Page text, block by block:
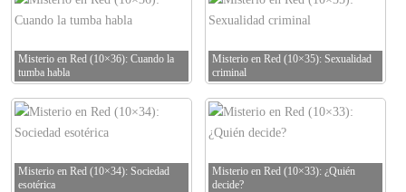
Misterio en Red (10×36): Cuando la
tumba habla
Misterio en Red (10×35): Sexualidad
criminal
Misterio en Red (10×34): Sociedad
esotérica
Misterio en Red (10×33): ¿Quién
decide?